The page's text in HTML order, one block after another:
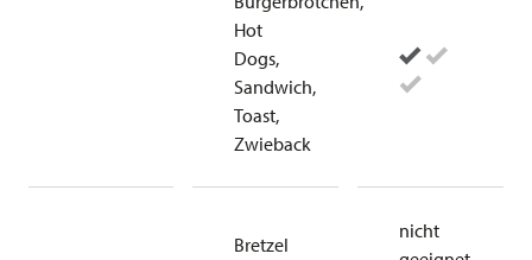
Hot
Dogs,
Sandwich,
Toast,
Zwieback
Bretzel
nicht